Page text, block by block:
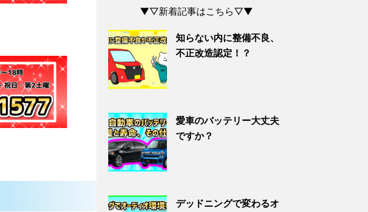
▼▽新着記事はこちら▽▼
知らない内に整備不良、
不正改造認定！？
愛車のバッテリー大丈夫
ですか？
デッドニングで変わるオ